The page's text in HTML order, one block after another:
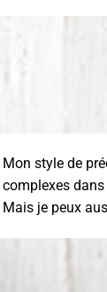
Mon style de
complexes
Mais je peux